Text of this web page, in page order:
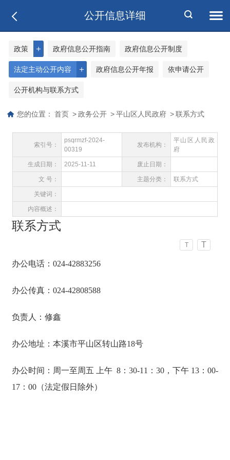
公开信息详细
＋
政策 政府信息公开指南 政府信息公开制度
＋
法定主动公开内容 政府信息公开年报 依申请公开
公开机构与联系方式
您的位置： 首页 > 政务公开 > 平山区人民政府 > 联系方式
索引号：
psqrmzf-2024-
00319
发布机构：
平山区人民政
府
生成日期： 2025-11-11 废止日期：
文 号： 主题分类： 联系方式
关键词：
内容概述：
联系方式
T T
办公电话：024-42883256
办公传真：024-42808588
负责人：修鑫
办公地址：本溪市平山区转山路18号
办公时间：周一至周五 上午 8：30-11：30，下午 13：00-
17：00（法定假日除外）